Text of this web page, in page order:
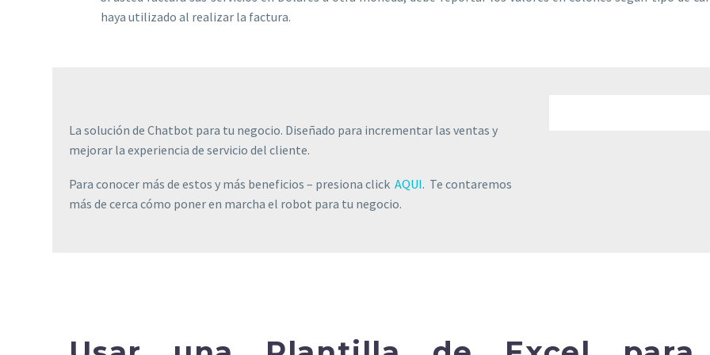
haya utilizado al realizar la factura.
La solución de Chatbot para tu negocio. Diseñado para incrementar las ventas y
mejorar la experiencia de servicio del cliente.
Para conocer más de estos y más beneficios – presiona click AQUI. Te contaremos
más de cerca cómo poner en marcha el robot para tu negocio.